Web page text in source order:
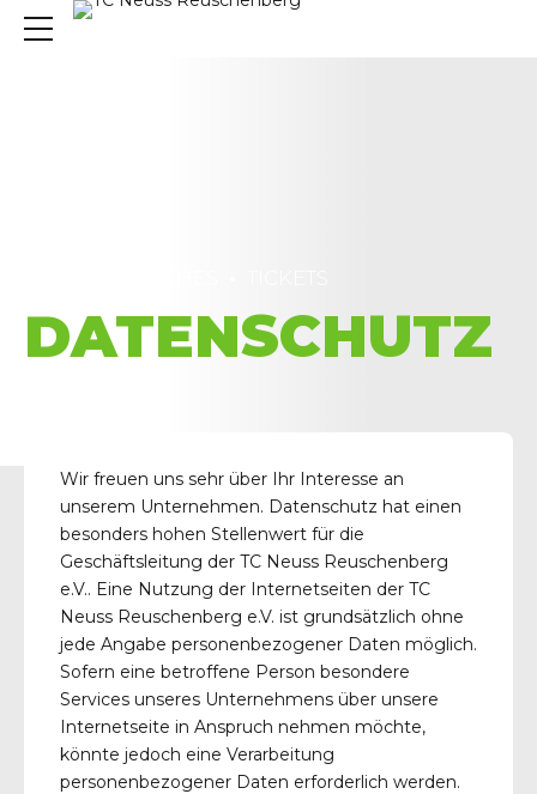
DATENSCHUTZ
Wir freuen uns sehr über Ihr Interesse an
unserem Unternehmen. Datenschutz hat einen
besonders hohen Stellenwert für die
Geschäftsleitung der TC Neuss Reuschenberg
e.V.. Eine Nutzung der Internetseiten der TC
Neuss Reuschenberg e.V. ist grundsätzlich ohne
jede Angabe personenbezogener Daten möglich.
Sofern eine betroffene Person besondere
Services unseres Unternehmens über unsere
Internetseite in Anspruch nehmen möchte,
könnte jedoch eine Verarbeitung
personenbezogener Daten erforderlich werden.